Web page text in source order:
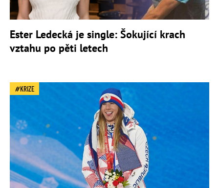
Ester Ledecká je single: Šokující krach
vztahu po pěti letech
KRIZE